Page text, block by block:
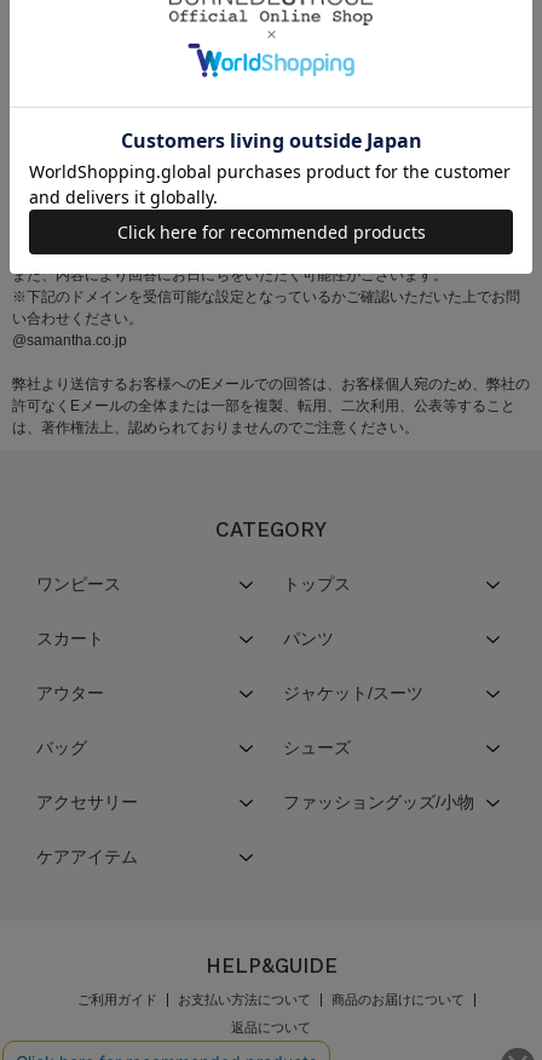
※お問い合わせはサマンサタバサグループカスタマーセンター営業時間内に順
次対応いたします。
土・日・祝日にいただいたメールにつきましては、翌営業日以降にご返信いた
しますので あらかじめご了承ください。
また、内容により回答にお日にちをいただく可能性がございます。
※下記のドメインを受信可能な設定となっているかご確認いただいた上でお問
い合わせください。
@samantha.co.jp
弊社より送信するお客様へのEメールでの回答は、お客様個人宛のため、弊社の
許可なくEメールの全体または一部を複製、転用、二次利用、公表等すること
は、著作権法上、認められておりませんのでご注意ください。
CATEGORY
ワンピース トップス
スカート パンツ
アウター ジャケット/スーツ
バッグ シューズ
アクセサリー ファッショングッズ/小物
ケアアイテム
HELP&GUIDE
ご利用ガイド お支払い方法について
商品のお届けについて
返品について